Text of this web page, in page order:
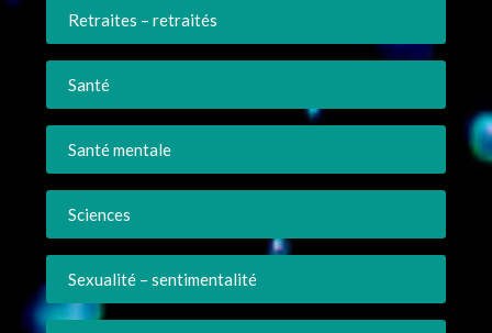
Retraites – retraités
Santé
Santé mentale
Sciences
Sexualité – sentimentalité